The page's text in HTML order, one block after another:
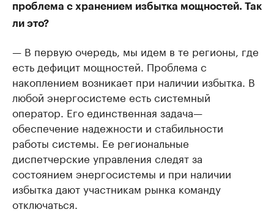
проблема с хранением избытка мощностей. Так
ли это?
— В первую очередь, мы идем в те регионы, где
есть дефицит мощностей. Проблема с
накоплением возникает при наличии избытка. В
любой энергосистеме есть системный
оператор. Его единственная задача—
обеспечение надежности и стабильности
работы системы. Ее региональные
диспетчерские управления следят за
состоянием энергосистемы и при наличии
избытка дают участникам рынка команду
отключаться.